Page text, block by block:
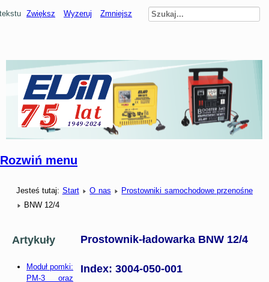
Rozwiń menu
Zwiększ Wyzeruj Zmniejsz
Jesteś tutaj: Start O nas
Prostowniki samochodowe przenośne
BNW 12/4
Artykuły
Moduł pomki:
PM-3 oraz
Prostownik-ładowarka BNW 12/4
Index: 3004-050-001